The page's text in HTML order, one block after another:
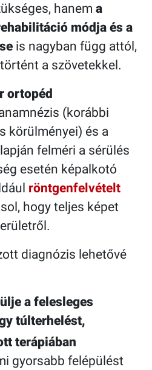
hanem a
módja és a
is nagyban függ attól,
a szövetekkel.
ortopéd
(korábbi
körülményei) és a
felméri a sérülés
esetén képalkotó
röntgenfelvételt
hogy teljes képet
diagnózis lehetővé
a felesleges
túlterhelést,
terápiában
gyorsabb felépülést